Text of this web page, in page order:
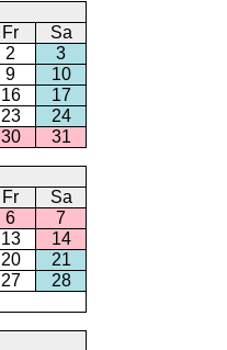
Fr
Sa
2
3
9
10
16
17
23
24
30 31
Fr
Sa
6
7
13
14
20
21
27
28